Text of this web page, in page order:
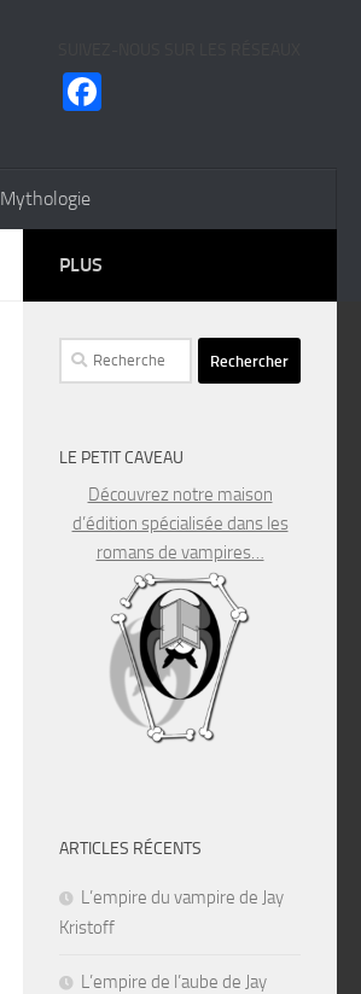
Mythologie
PLUS
Rechercher :
LE PETIT CAVEAU
Découvrez notre maison
d’édition spécialisée dans les
romans de vampires…
ARTICLES RÉCENTS
L’empire du vampire de Jay
Kristoff
L’empire de l’aube de Jay